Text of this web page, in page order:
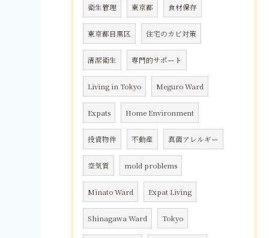
衛生管理 東京都 食材保存
東京都目黒区 住宅のカビ対策
清潔衛生 専門的サポート
Living in Tokyo Meguro Ward
Expats Home Environment
投資物件 不動産 真菌アレルギー
空気質 mold problems
Minato Ward Expat Living
Shinagawa Ward Tokyo